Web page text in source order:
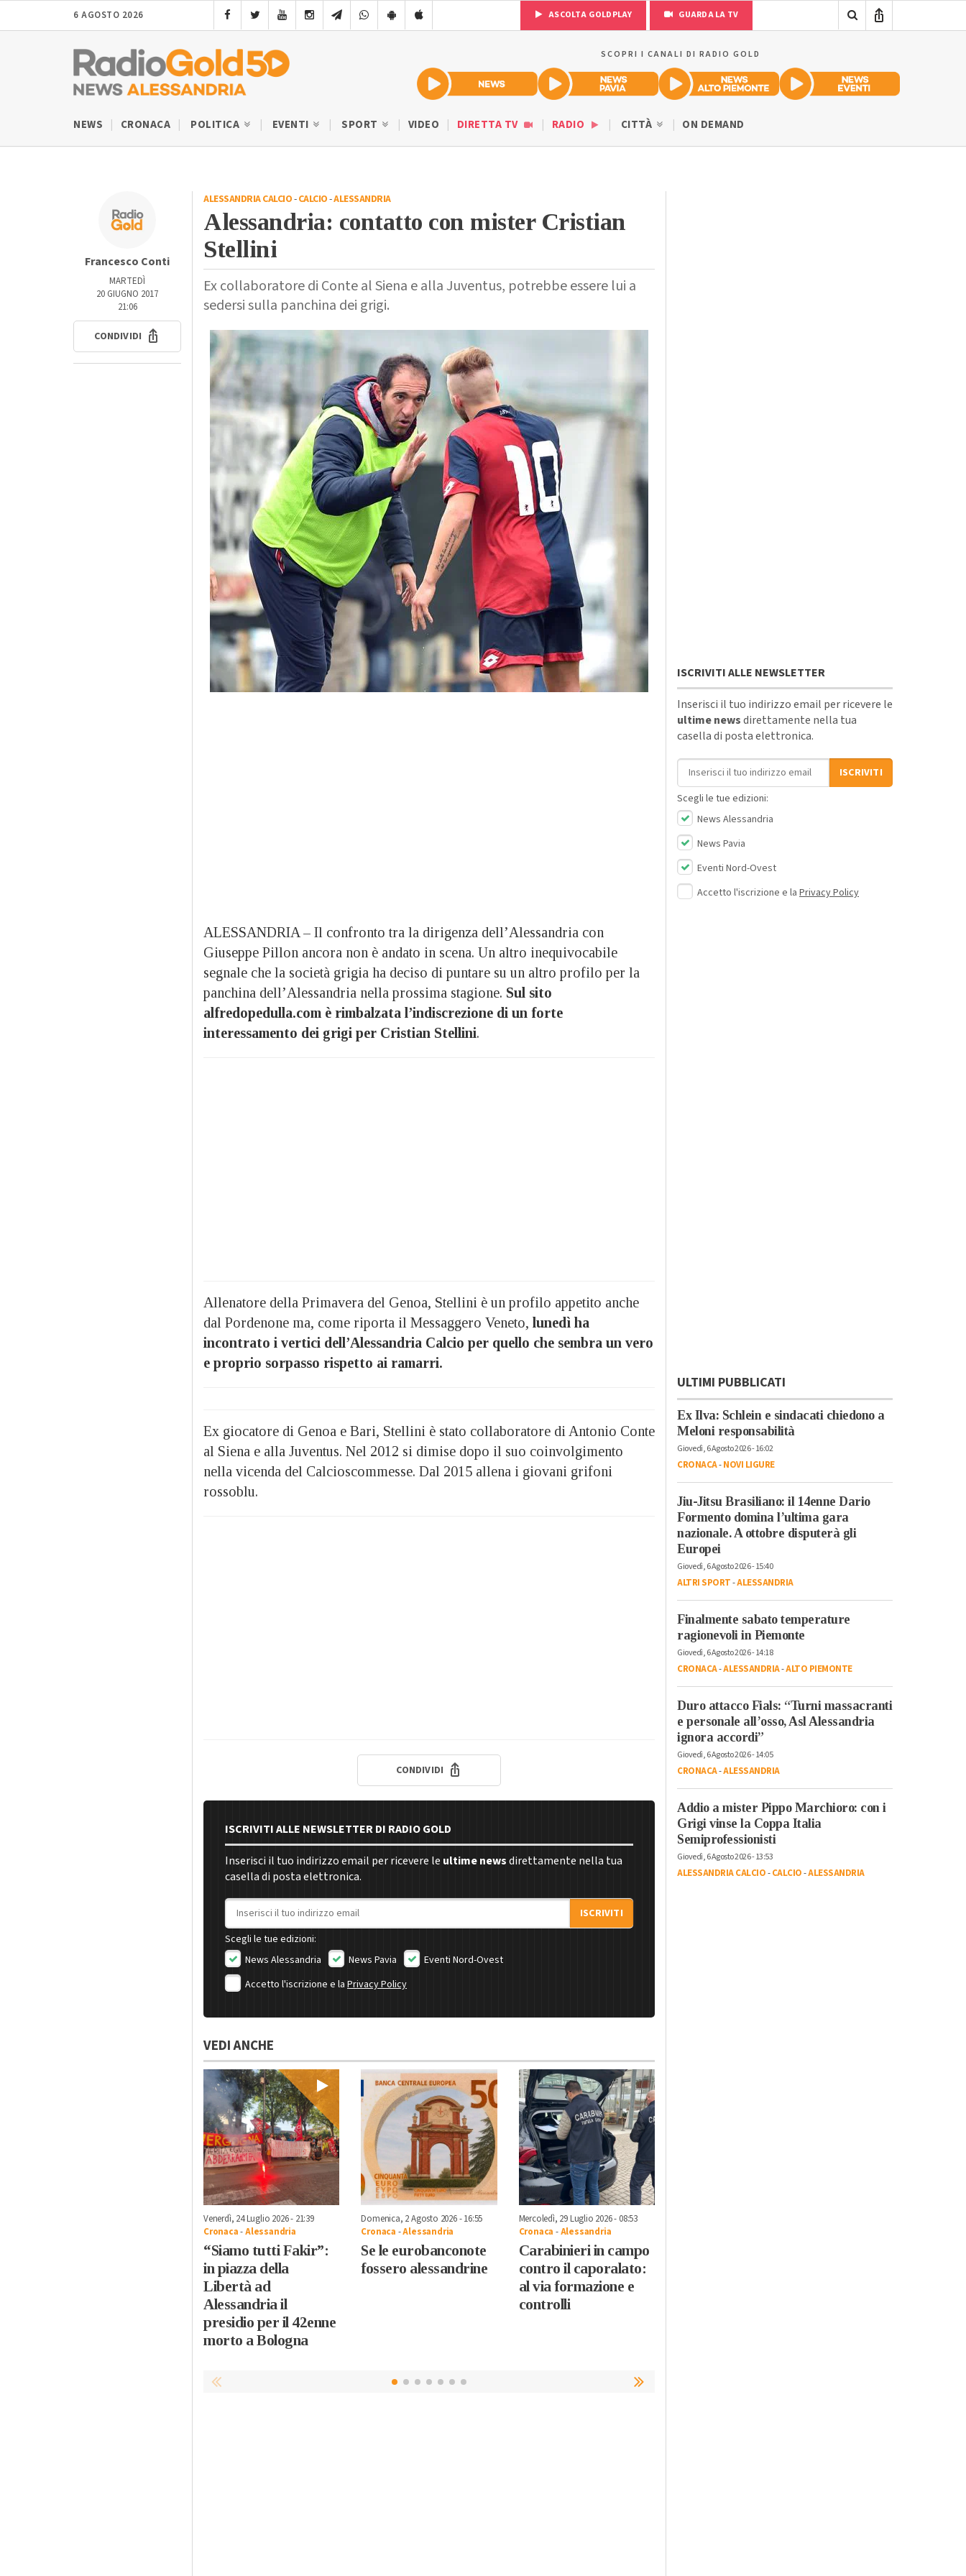
6 AGOSTO 2026 ASCOLTA GOLDPLAY GUARDA LA TV
SCOPRI I CANALI DI RADIO GOLD
NEWS CRONACA POLITICA EVENTI SPORT VIDEO DIRETTA TV RADIO CITTÀ ON DEMAND
Francesco Conti
MARTEDÌ
20 GIUGNO 2017
21:06
CONDIVIDI
ALESSANDRIA CALCIO-CALCIO-ALESSANDRIA
Alessandria: contatto con mister Cristian
Stellini
Ex collaboratore di Conte al Siena e alla Juventus, potrebbe essere lui a
sedersi sulla panchina dei grigi.
ALESSANDRIA – Il confronto tra la dirigenza dell’Alessandria con
Giuseppe Pillon ancora non è andato in scena. Un altro inequivocabile
segnale che la società grigia ha deciso di puntare su un altro profilo per la
panchina dell’Alessandria nella prossima stagione. Sul sito
alfredopedulla.com è rimbalzata l’indiscrezione di un forte
interessamento dei grigi per Cristian Stellini.
Allenatore della Primavera del Genoa, Stellini è un profilo appetito anche
dal Pordenone ma, come riporta il Messaggero Veneto, lunedì ha
incontrato i vertici dell’Alessandria Calcio per quello che sembra un vero
e proprio sorpasso rispetto ai ramarri.
Ex giocatore di Genoa e Bari, Stellini è stato collaboratore di Antonio Conte
al Siena e alla Juventus. Nel 2012 si dimise dopo il suo coinvolgimento
nella vicenda del Calcioscommesse. Dal 2015 allena i giovani grifoni
rossoblu.
CONDIVIDI
ISCRIVITI ALLE NEWSLETTER DI RADIO GOLD
Inserisci il tuo indirizzo email per ricevere le ultime newsdirettamente nella tua
casella di posta elettronica.
Indirizzo email
ISCRIVITI
Scegli le tue edizioni:
News Alessandria
News Pavia
Eventi Nord-Ovest
Accetto l'iscrizione e la Privacy Policy
VEDI ANCHE
Venerdì, 24 Luglio 2026 - 21:39
Cronaca-Alessandria
“Siamo tutti Fakir”:
in piazza della
Libertà ad
Alessandria il
presidio per il 42enne
morto a Bologna
Domenica, 2 Agosto 2026 - 16:55
Cronaca -Alessandria
Se le eurobanconote
fossero alessandrine
Mercoledì, 29 Luglio 2026 - 08:53
Cronaca -Alessandria
Carabinieri in campo
contro il caporalato:
al via formazione e
controlli
ISCRIVITI ALLE NEWSLETTER
Inserisci il tuo indirizzo email per ricevere le
ultime newsdirettamente nella tua
casella di posta elettronica.
Indirizzo email
ISCRIVITI
Scegli le tue edizioni:
News Alessandria
News Pavia
Eventi Nord-Ovest
Accetto l'iscrizione e la Privacy Policy
ULTIMI PUBBLICATI
Ex Ilva: Schlein e sindacati chiedono a
Meloni responsabilità
Giovedì, 6 Agosto 2026 - 16:02
CRONACA-NOVI LIGURE
Jiu-Jitsu Brasiliano: il 14enne Dario
Formento domina l’ultima gara
nazionale. A ottobre disputerà gli
Europei
Giovedì, 6 Agosto 2026 - 15:40
ALTRI SPORT-ALESSANDRIA
Finalmente sabato temperature
ragionevoli in Piemonte
Giovedì, 6 Agosto 2026 - 14:18
CRONACA-ALESSANDRIA-ALTO PIEMONTE
Duro attacco Fials: “Turni massacranti
e personale all’osso, Asl Alessandria
ignora accordi”
Giovedì, 6 Agosto 2026 - 14:05
CRONACA-ALESSANDRIA
Addio a mister Pippo Marchioro: con i
Grigi vinse la Coppa Italia
Semiprofessionisti
Giovedì, 6 Agosto 2026 - 13:53
ALESSANDRIA CALCIO-CALCIO-ALESSANDRIA